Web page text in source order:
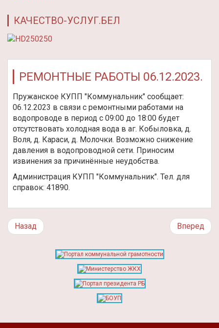
КАЧЕСТВО-УСЛУГ.БЕЛ
РЕМОНТНЫЕ РАБОТЫ 06.12.2023.
Пружанское КУПП "Коммунальник" сообщает:
06.12.2023 в связи с ремонтными работами на
водопроводе в период с 09:00 до 18:00 будет
отсутствовать холодная вода в аг. Кобыловка, д.
Воля, д. Караси, д. Молочки. Возможно снижение
давления в водопроводной сети. Приносим
извинения за причинённые неудобства.
Администрация КУПП "Коммунальник". Тел. для
справок: 41890.
Назад Вперед